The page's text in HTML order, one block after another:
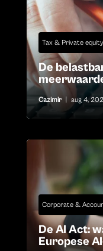
Tax & Private equity
De
Cazimir aug 4,
Corporate &
De AI Act:
Europese